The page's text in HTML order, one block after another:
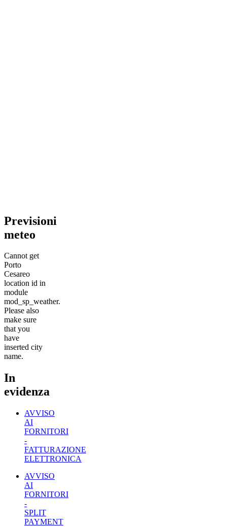
Previsioni
meteo
Cannot get
Porto
Cesareo
location id in
module
mod_sp_weather.
Please also
make sure
that you
have
inserted city
name.
In
evidenza
AVVISO
AI
FORNITORI
-
FATTURAZIONE
ELETTRONICA
AVVISO
AI
FORNITORI
-
SPLIT
PAYMENT